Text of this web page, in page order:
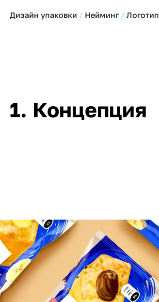
Дизайн упаковки Нейминг Логотип
1. Концепция